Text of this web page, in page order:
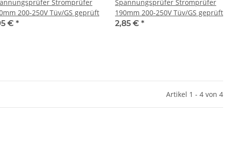
Stromprüfer
200-250V Tüv/GS geprüft
€ *
Spannungsprüfer Stromprüfer
190mm 200-250V Tüv/GS geprüft
2,85 € *
Artikel 1 - 4 von 4